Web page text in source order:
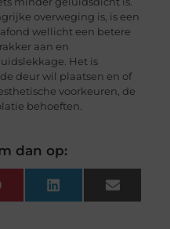
overweging is, is een
wellicht een betere
aan en
Het is
deur wil plaatsen en of
voorkeuren, de
behoeften.
dan op:
Pinterest LinkedIn Email